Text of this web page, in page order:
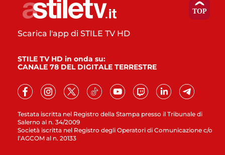
Testata iscritta nel Registro della Stampa presso il Tribunale di
Salerno al n. 34/2009
Società iscritta nel Registro degli Operatori di Comunicazione c/o
l’AGCOM al n. 20133
Scarica l'app di STILE TV HD
STILE TV HD in onda su:
CANALE 78 DEL DIGITALE TERRESTRE